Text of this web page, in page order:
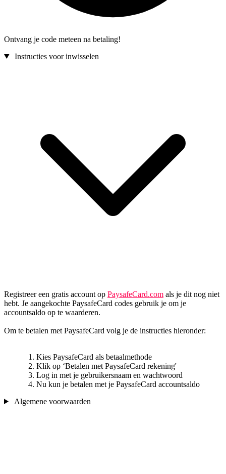
Ontvang je code meteen na betaling!
Instructies voor inwisselen
Registreer een gratis account op PaysafeCard.com als je dit nog niet
hebt. Je aangekochte PaysafeCard codes gebruik je om je
accountsaldo op te waarderen.
Om te betalen met PaysafeCard volg je de instructies hieronder:
Kies PaysafeCard als betaalmethode
Klik op ‘Betalen met PaysafeCard rekening'
Log in met je gebruikersnaam en wachtwoord
Nu kun je betalen met je PaysafeCard accountsaldo
Algemene voorwaarden